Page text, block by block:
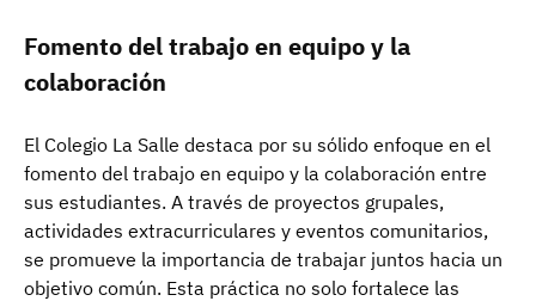
Fomento del trabajo en equipo y la
colaboración
El Colegio La Salle destaca por su sólido enfoque en el
fomento del trabajo en equipo y la colaboración entre
sus estudiantes. A través de proyectos grupales,
actividades extracurriculares y eventos comunitarios,
se promueve la importancia de trabajar juntos hacia un
objetivo común. Esta práctica no solo fortalece las